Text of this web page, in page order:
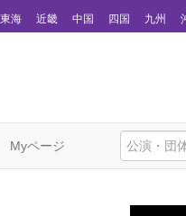
東海 近畿 中国 四国 九州
Myページ